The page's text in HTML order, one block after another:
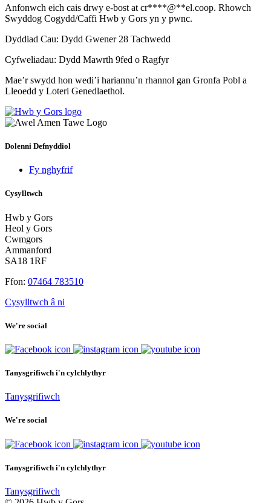
Anfonwch eich cais drwy e-bost at cr****@**el.coop. Rhowch
Swyddog Cogydd/Caffi Hwb y Gors yn y pwnc.
Dyddiad Cau: Dydd Gwener 28 Tachwedd
Cyfweliadau: Dydd Mawrth 9fed o Ragfyr
Mae’r swydd hon wedi’i hariannu’n rhannol gan Gronfa Pobl a
Lleoedd y Loteri Genedlaethol.
Dolenni Defnyddiol
Fy nghyfrif
Cysylltwch
Hwb y Gors
Heol y Gors
Cwmgors
Ammanford
SA18 1RF
Ffon: 07464 783510
Cysylltwch â ni
We're social
Tanysgrifiwch i'n cylchlythyr
Tanysgrifiwch
We're social
Tanysgrifiwch i'n cylchlythyr
Tanysgrifiwch